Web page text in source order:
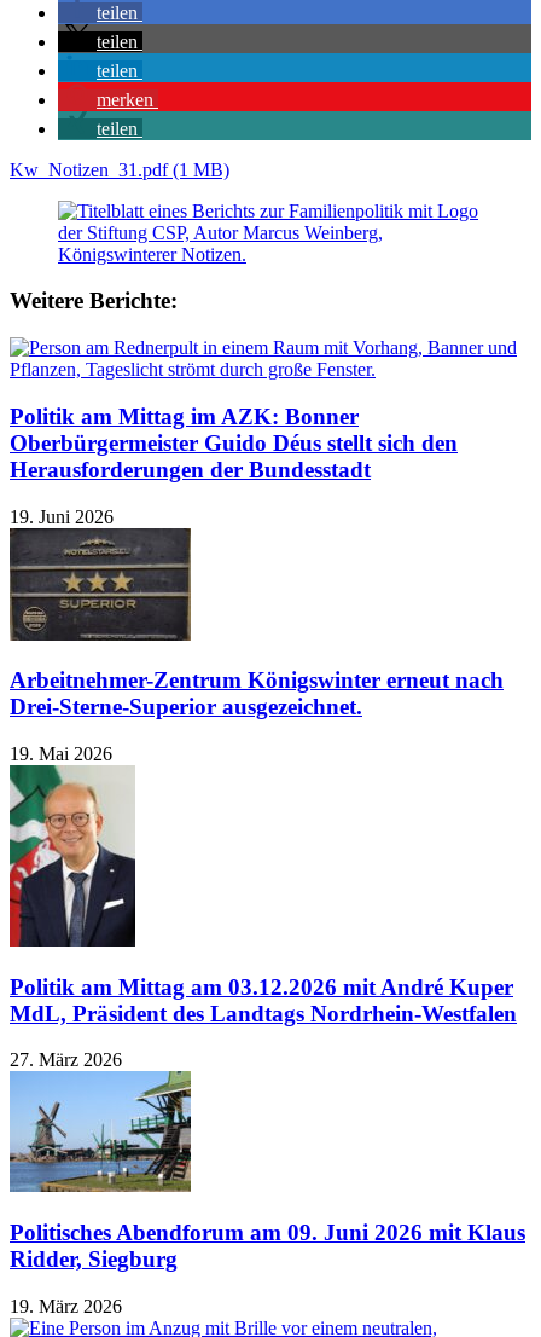
teilen
teilen
teilen
merken
teilen
Kw_Notizen_31.pdf (1 MB)
Weitere Berichte:
Politik am Mittag im AZK: Bonner
Oberbürgermeister Guido Déus stellt sich den
Herausforderungen der Bundesstadt
19. Juni 2026
Arbeitnehmer-Zentrum Königswinter erneut nach
Drei-Sterne-Superior ausgezeichnet.
19. Mai 2026
Politik am Mittag am 03.12.2026 mit André Kuper
MdL, Präsident des Landtags Nordrhein-Westfalen
27. März 2026
Politisches Abendforum am 09. Juni 2026 mit Klaus
Ridder, Siegburg
19. März 2026